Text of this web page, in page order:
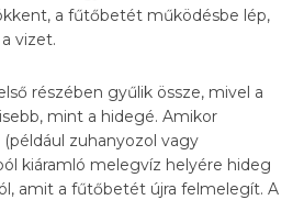
a fűtőbetét működésbe lép,
vizet.
részében gyűlik össze, mivel a
mint a hidegé. Amikor
zuhanyozol vagy
kiáramló melegvíz helyére hideg
amit a fűtőbetét újra felmelegít. A